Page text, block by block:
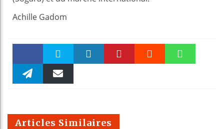
Achille Gadom
Faceboo Twitter
m
Articles Similaires